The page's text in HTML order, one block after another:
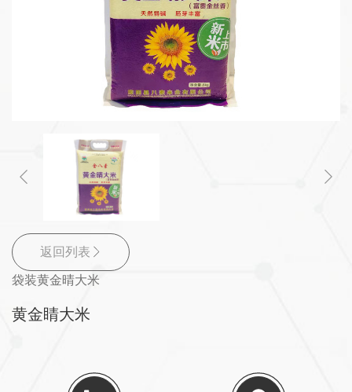
返回列表
袋装黄金晴大米
黄金睛大米